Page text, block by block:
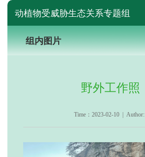
动植物受威胁生态关系专题组
组内图片
野外工作照
Time：2023-02-10 | Author: